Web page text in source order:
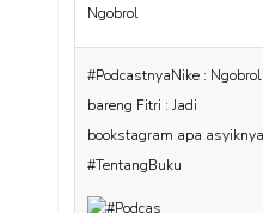
#PodcastnyaNike : Di
Palembang dak ado
pelajaran bahaso